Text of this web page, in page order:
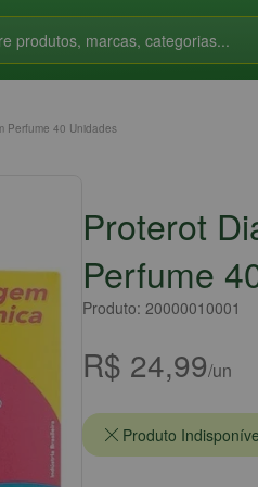
produtos, marcas, categorias...
Perfume 40 Unidades
Proterot
Perfume
Produto: 20000010001
R$ 24,99/un
Produto